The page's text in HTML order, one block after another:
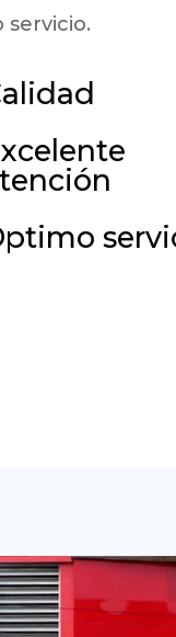
servicio.